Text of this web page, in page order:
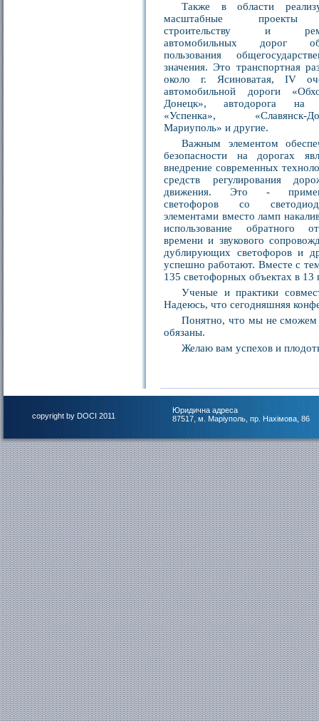
Также в области
масштабные
строительству и
автомобильных дорог
пользования
значения. Это транспортная
около г. Ясиноватая, IV
автомобильной дороги
Донецк», автодорога
«Успенка», «Славянск-
Мариуполь» и другие.
Важным элементом
безопасности на дорогах
внедрение современных
средств регулирования
движения. Это -
светофоров со
элементами вместо ламп
использование обратного
времени и звукового
дублирующих светофоров и
успешно работают. Вместе с
135 светофорных объектах в 13
Ученые и практики
Надеюсь, что сегодняшняя
Понятно, что мы не сможем
обязаны.
Желаю вам успехов и
copyright by DOCI 2011
Юридична адреса
87517, м. Маріуполь, пр. Нахімова, 86